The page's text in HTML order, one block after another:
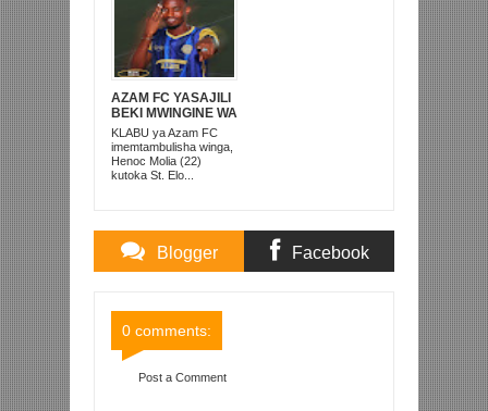
AZAM FC YASAJILI
BEKI MWINGINE WA
KATI MKONGO
KUTOKA LUPOPO
KLABU ya Azam FC
imemtambulisha winga,
Henoc Molia (22)
kutoka St. Elo...
Blogger Facebook
0 comments:
Post a Comment